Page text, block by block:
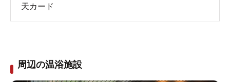
天カード
周辺の温浴施設